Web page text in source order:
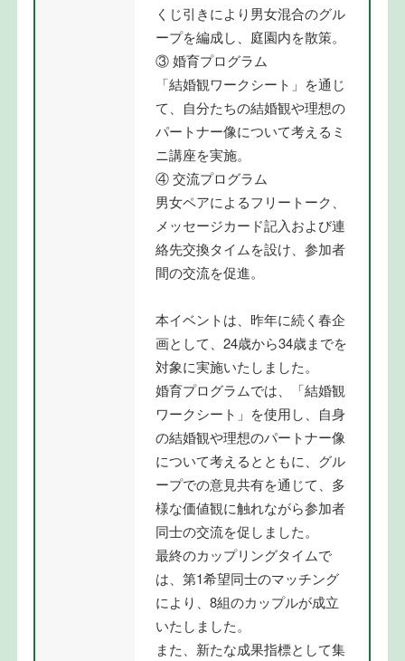
くじ引きにより男女混合のグル
ープを編成し、庭園内を散策。
③ 婚育プログラム
「結婚観ワークシート」を通じ
て、自分たちの結婚観や理想の
パートナー像について考えるミ
ニ講座を実施。
④ 交流プログラム
男女ペアによるフリートーク、
メッセージカード記入および連
絡先交換タイムを設け、参加者
間の交流を促進。
本イベントは、昨年に続く春企
画として、24歳から34歳までを
対象に実施いたしました。
婚育プログラムでは、「結婚観
ワークシート」を使用し、自身
の結婚観や理想のパートナー像
について考えるとともに、グル
ープでの意見共有を通じて、多
様な価値観に触れながら参加者
同士の交流を促しました。
最終のカップリングタイムで
は、第1希望同士のマッチング
により、8組のカップルが成立
いたしました。
また、新たな成果指標として集